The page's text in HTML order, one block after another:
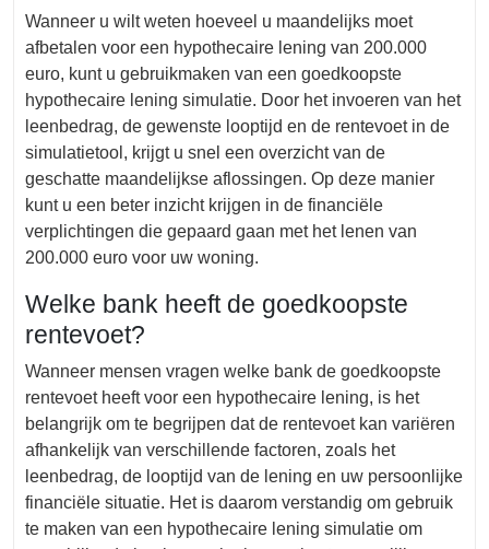
Wanneer u wilt weten hoeveel u maandelijks moet
afbetalen voor een hypothecaire lening van 200.000
euro, kunt u gebruikmaken van een goedkoopste
hypothecaire lening simulatie. Door het invoeren van het
leenbedrag, de gewenste looptijd en de rentevoet in de
simulatietool, krijgt u snel een overzicht van de
geschatte maandelijkse aflossingen. Op deze manier
kunt u een beter inzicht krijgen in de financiële
verplichtingen die gepaard gaan met het lenen van
200.000 euro voor uw woning.
Welke bank heeft de goedkoopste
rentevoet?
Wanneer mensen vragen welke bank de goedkoopste
rentevoet heeft voor een hypothecaire lening, is het
belangrijk om te begrijpen dat de rentevoet kan variëren
afhankelijk van verschillende factoren, zoals het
leenbedrag, de looptijd van de lening en uw persoonlijke
financiële situatie. Het is daarom verstandig om gebruik
te maken van een hypothecaire lening simulatie om